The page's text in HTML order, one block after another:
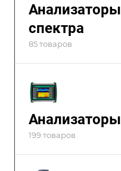
спектра
85 товаров
199 товаров